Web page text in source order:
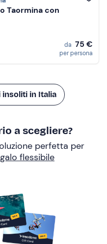
Taormina con
da 75 €
per persona
in Italia
a scegliere?
perfetta per
flessibile